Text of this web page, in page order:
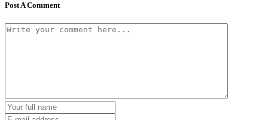
Post A Comment